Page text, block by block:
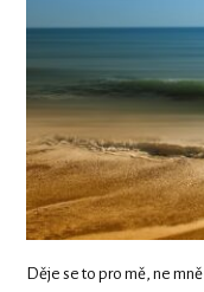
Děje se to pro mě, ne mně